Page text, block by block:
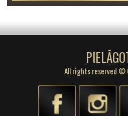
All rights reserved ©